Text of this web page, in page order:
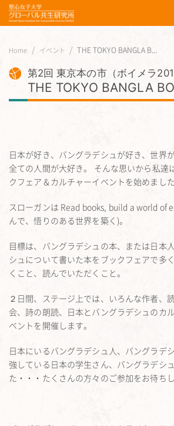
Home イベント THE TOKYO BANGLA B...
第2回 東京本の市（ボイメラ
THE TOKYO BANGLA
日本が好き、バングラデシュが好き、世界
全ての人間が大好き。 そんな思いから私達
クフェア＆カルチャーイベントを始めました
スローガンは Read books, build a world of
んで、悟りのある世界を築く)。
目標は、バングラデシュの本、または日本
シュについて書いた本をブックフェアで多
くこと、読んでいただくこと。
２日間、ステージ上では、いろんな作者、
会、詩の朗読、日本とバングラデシュのカ
ベントを開催します。
日本にいるバングラデシュ人、バングラデ
強している日本の学生さん、バングラデシ
た・・・たくさんの方々のご参加をお待ち